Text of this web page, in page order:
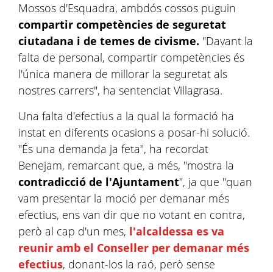
Mossos d'Esquadra, ambdós cossos puguin
compartir competències de seguretat
ciutadana i de temes de civisme. "Davant la
falta de personal, compartir competències és
l'única manera de millorar la seguretat als
nostres carrers", ha sentenciat Villagrasa.
Una falta d'efectius a la qual la formació ha
instat en diferents ocasions a posar-hi solució.
"És una demanda ja feta", ha recordat
Benejam, remarcant que, a més, "mostra la
contradicció de l'Ajuntament", ja que "quan
vam presentar la moció per demanar més
efectius, ens van dir que no votant en contra,
però al cap d'un mes, l'alcaldessa es va
reunir amb el Conseller per demanar més
efectius, donant-los la raó, però sense